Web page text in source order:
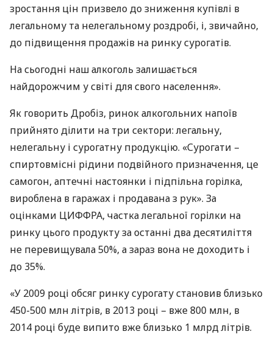
зростання цін призвело до зниження купівлі в
легальному та нелегальному роздробі, і, звичайно,
до підвищення продажів на ринку сурогатів.
На сьогодні наш алкоголь залишається
найдорожчим у світі для свого населення».
Як говорить Дробіз, ринок алкогольних напоїв
прийнято ділити на три сектори: легальну,
нелегальну і сурогатну продукцію. «Сурогати –
спиртовмісні рідини подвійного призначення, це
самогон, аптечні настоянки і підпільна горілка,
вироблена в гаражах і продавана з рук». За
оцінками ЦИФФРА, частка легальної горілки на
ринку цього продукту за останні два десятиліття
не перевищувала 50%, а зараз вона не доходить і
до 35%.
«У 2009 році обсяг ринку сурогату становив близько
450-500 млн літрів, в 2013 році – вже 800 млн, в
2014 році буде випито вже близько 1 млрд літрів.